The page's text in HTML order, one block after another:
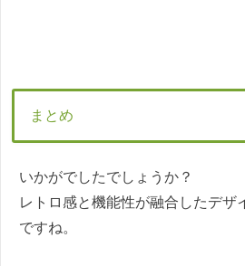
まとめ
いかがでしたでしょうか？
レトロ感と機能性が融合したデザ
ですね。